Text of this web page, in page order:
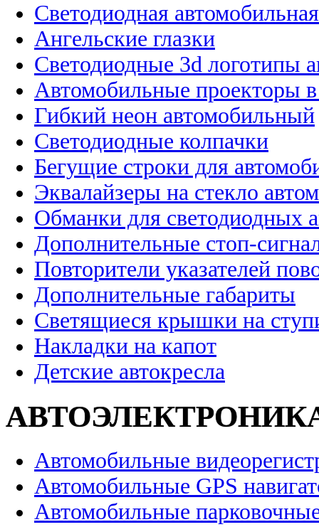
Светодиодная
Ангельские глазки
Светодиодные 3d логотипы
Автомобильные проекторы
Гибкий неон автомобильный
Светодиодные колпачки
Бегущие строки для
Эквалайзеры на стекло
Обманки для светодиодных
Дополнительные стоп-
Повторители указателей
Дополнительные габариты
Светящиеся крышки на
Накладки на капот
Детские автокресла
Автомобильные
Автомобильные GPS
Автомобильные